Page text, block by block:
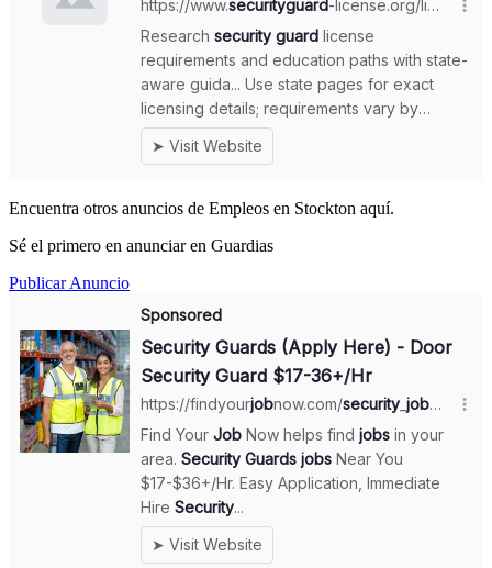
Encuentra otros anuncios de Empleos en Stockton aquí.
Sé el primero en anunciar en Guardias
Publicar Anuncio